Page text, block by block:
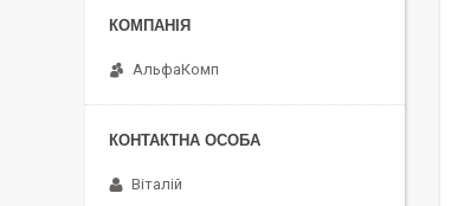
АльфаКомп
Віталій